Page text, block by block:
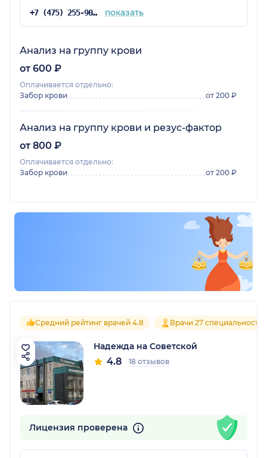
+7 (475) 255-90-99 показать
Анализ на группу крови
от 600 ₽
Оплачивается отдельно:
Забор крови
от 200 ₽
Анализ на группу крови и резус-фактор
от 800 ₽
Оплачивается отдельно:
Забор крови
от 200 ₽
Средний рейтинг врачей 4.8 Врачи 27
Надежда на Советской
4.8 18 отзывов
Лицензия проверена